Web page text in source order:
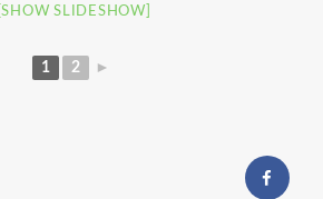
[SHOW SLIDESHOW]
1 2 ►